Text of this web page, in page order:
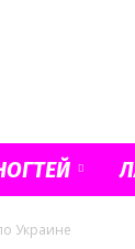
Украине